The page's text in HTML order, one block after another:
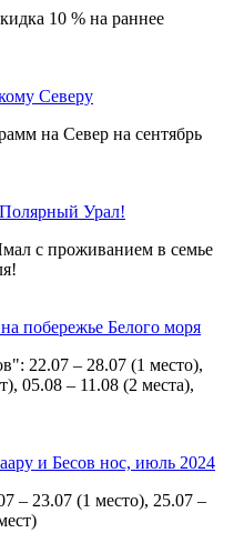
10 % на раннее
Северу
на Север на сентябрь
Урал!
с проживанием в семье
побережье Белого моря
22.07 – 28.07 (1 место),
05.08 – 11.08 (2 места),
и Бесов нос, июль 2024
– 23.07 (1 место), 25.07 –